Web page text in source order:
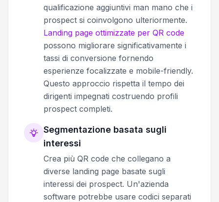
qualificazione aggiuntivi man mano che i
prospect si coinvolgono ulteriormente.
Landing page ottimizzate per QR code
possono migliorare significativamente i
tassi di conversione fornendo
esperienze focalizzate e mobile-friendly.
Questo approccio rispetta il tempo dei
dirigenti impegnati costruendo profili
prospect completi.
Segmentazione basata sugli
interessi
Crea più QR code che collegano a
diverse landing page basate sugli
interessi dei prospect. Un'azienda
software potrebbe usare codici separati